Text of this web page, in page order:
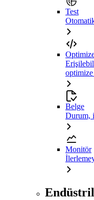
Test
Belge
Durum,
Monitör